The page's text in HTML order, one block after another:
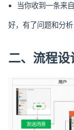
当你收到一条来
好，有了问题和分
二、流程设